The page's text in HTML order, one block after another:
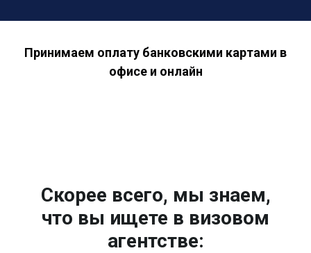
Принимаем оплату банковскими картами в
офисе и онлайн
Скорее всего, мы знаем,
что вы ищете в визовом
агентстве: